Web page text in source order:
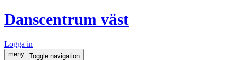
Danscentrum väst
Logga in
meny Toggle navigation